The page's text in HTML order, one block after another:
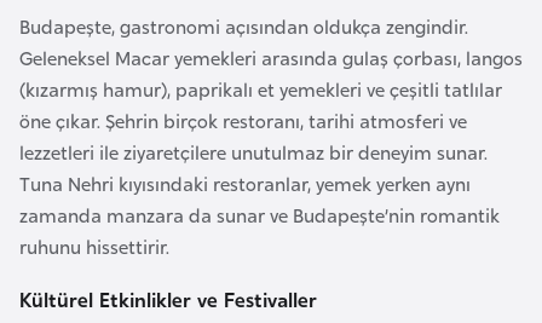
Budapeşte, gastronomi açısından oldukça zengindir.
Geleneksel Macar yemekleri arasında gulaş çorbası, langos
(kızarmış hamur), paprikalı et yemekleri ve çeşitli tatlılar
öne çıkar. Şehrin birçok restoranı, tarihi atmosferi ve
lezzetleri ile ziyaretçilere unutulmaz bir deneyim sunar.
Tuna Nehri kıyısındaki restoranlar, yemek yerken aynı
zamanda manzara da sunar ve Budapeşte’nin romantik
ruhunu hissettirir.
Kültürel Etkinlikler ve Festivaller
u
r
e